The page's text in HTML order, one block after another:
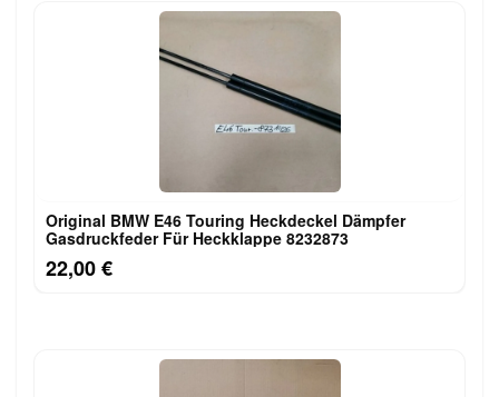
Original BMW E46 Touring Heckdeckel Dämpfer
Gasdruckfeder Für Heckklappe 8232873
22,00 €